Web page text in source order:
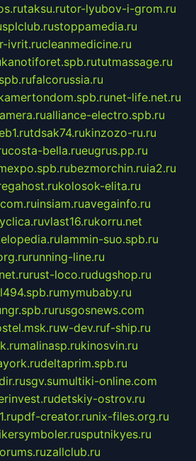
taksu.rutor-lyubov-i-grom.ru
splclub.rustoppamedia.ru
ivrit.rucleanmedicine.ru
kanotiforet.spb.rututmassage.ru
falcorussia.ru
net-life.net.ru
alliance-electro.spb.ru
tdsak74.rukinzozo-ru.ru
costa-bella.rueugrus.pp.ru
bezmorchin.ruia2.ru
kolosok-elita.ru
insiam.ruavegainfo.ru
vlast16.rukorru.net
lammin-suo.spb.ru
running-line.ru
rust-loco.rudugshop.ru
mymubaby.ru
ngr.spb.rurusgosnews.com
w-dev.ruf-ship.ru
malinasp.rukinosvin.ru
deltaprim.spb.ru
sgv.sumultiki-online.com
detskiy-ostrov.ru
pdf-creator.runix-files.org.ru
sputnikyes.ru
zallclub.ru